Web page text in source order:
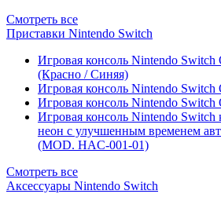
Смотреть все
Приставки Nintendo Switch
Игровая консоль Nintendo
(Красно / Синяя)
Игровая консоль Nintendo
Игровая консоль Nintendo
Игровая консоль Nintendo
неон с улучшенным временем
(MOD. HAC-001-01)
Смотреть все
Аксессуары Nintendo Switch